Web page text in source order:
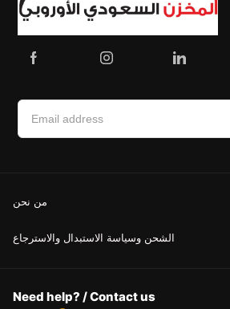
من نحن
الشحن وسياسة الاستبدال والاسترجاع
Need help? / Contact us